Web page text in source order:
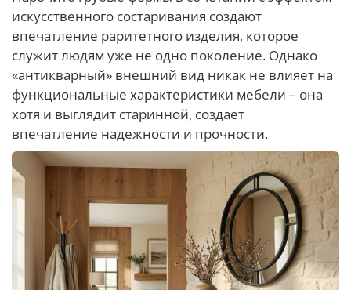
искусственного состаривания создают
впечатление раритетного изделия, которое
служит людям уже не одно поколение. Однако
«антикварный» внешний вид никак не влияет на
функциональные характеристики мебели – она
хотя и выглядит старинной, создает
впечатление надежности и прочности.